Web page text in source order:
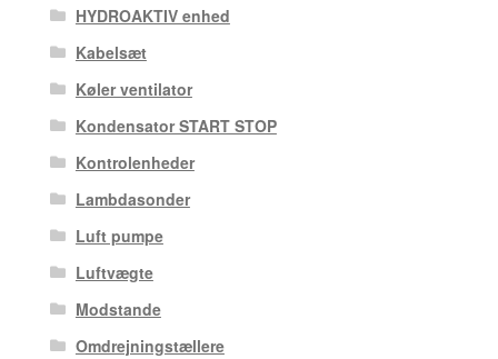
HYDROAKTIV enhed
Kabelsæt
Køler ventilator
Kondensator START STOP
Kontrolenheder
Lambdasonder
Luft pumpe
Luftvægte
Modstande
Omdrejningstællere